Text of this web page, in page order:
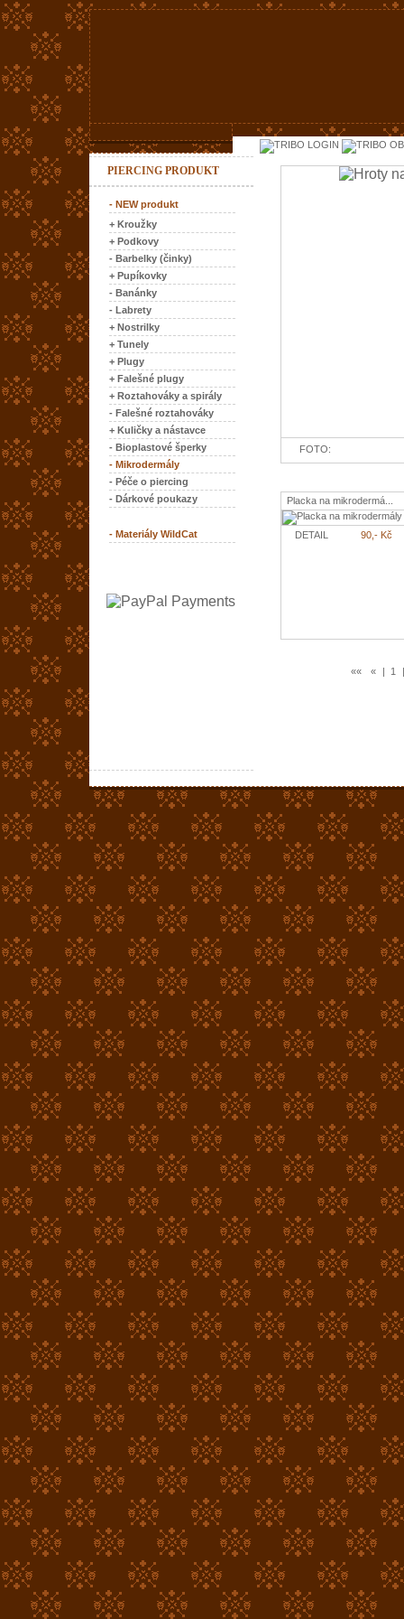
LOGIN
PIERCING PRODUKT
- NEW produkt
+ Kroužky
+ Podkovy
- Barbelky (činky)
+ Pupíkovky
- Banánky
- Labrety
+ Nostrilky
+ Tunely
+ Plugy
+ Falešné plugy
+ Roztahováky a spirály
- Falešné roztahováky
+ Kuličky a nástavce
- Bioplastové šperky
- Mikrodermály
- Péče o piercing
- Dárkové poukazy
- Materiály WildCat
FOTO:
Placka na mikrodermá...
DETAIL 90,- Kč
«« « | 1 |